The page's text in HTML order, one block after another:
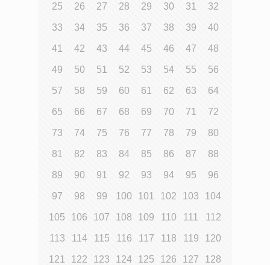
25 26 27 28 29 30 31 32
33 34 35 36 37 38 39 40
41 42 43 44 45 46 47 48
49 50 51 52 53 54 55 56
57 58 59 60 61 62 63 64
65 66 67 68 69 70 71 72
73 74 75 76 77 78 79 80
81 82 83 84 85 86 87 88
89 90 91 92 93 94 95 96
97 98 99 100 101 102 103 104
105 106 107 108 109 110 111 112
113 114 115 116 117 118 119 120
121 122 123 124 125 126 127 128